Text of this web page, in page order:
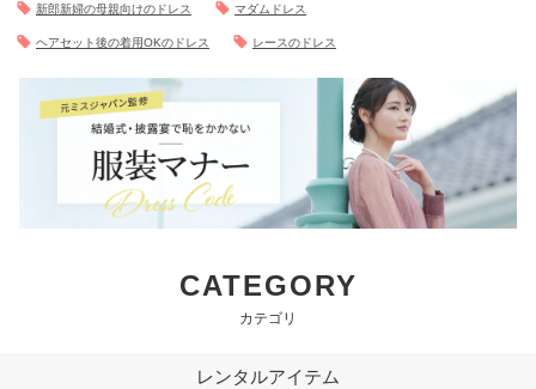
新郎新婦の母親向けのドレス マダムドレス
ヘアセット後の着用OKのドレス レースのドレス
CATEGORY
カテゴリ
レンタルアイテム